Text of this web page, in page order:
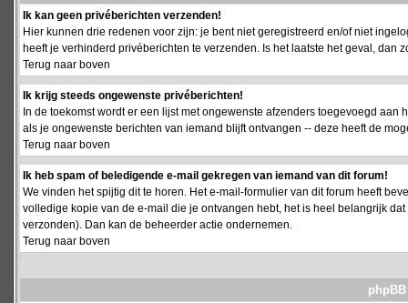
Ik kan geen privéberichten verzenden!
Hier kunnen drie redenen voor zijn: je bent niet geregistreerd en/of niet
heeft je verhinderd privéberichten te verzenden. Is het laatste het geval, dan
Terug naar boven
Ik krijg steeds ongewenste privéberichten!
In de toekomst wordt er een lijst met ongewenste afzenders toegevoegd
als je ongewenste berichten van iemand blijft ontvangen -- deze heeft de
Terug naar boven
Ik heb spam of beledigende e-mail gekregen van iemand van dit forum!
We vinden het spijtig dit te horen. Het e-mail-formulier van dit forum heeft
volledige kopie van de e-mail die je ontvangen hebt, het is heel belangrijk
verzonden). Dan kan de beheerder actie ondernemen.
Terug naar boven